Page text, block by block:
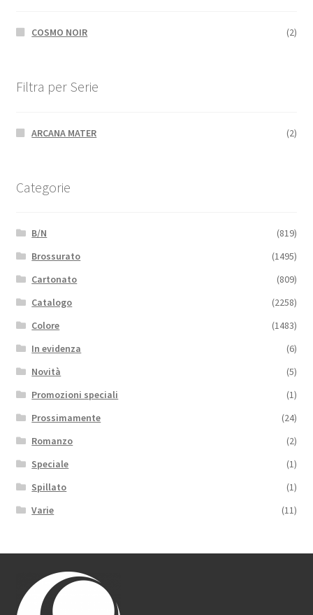
COSMO NOIR (2)
Filtra per Serie
ARCANA MATER (2)
Categorie
B/N
(819)
Brossurato
(1495)
Cartonato
(809)
Catalogo
(2258)
Colore
(1483)
In evidenza
(6)
Novità
(5)
Promozioni speciali
(1)
Prossimamente
(24)
Romanzo
(2)
Speciale
(1)
Spillato
(1)
Varie
(11)